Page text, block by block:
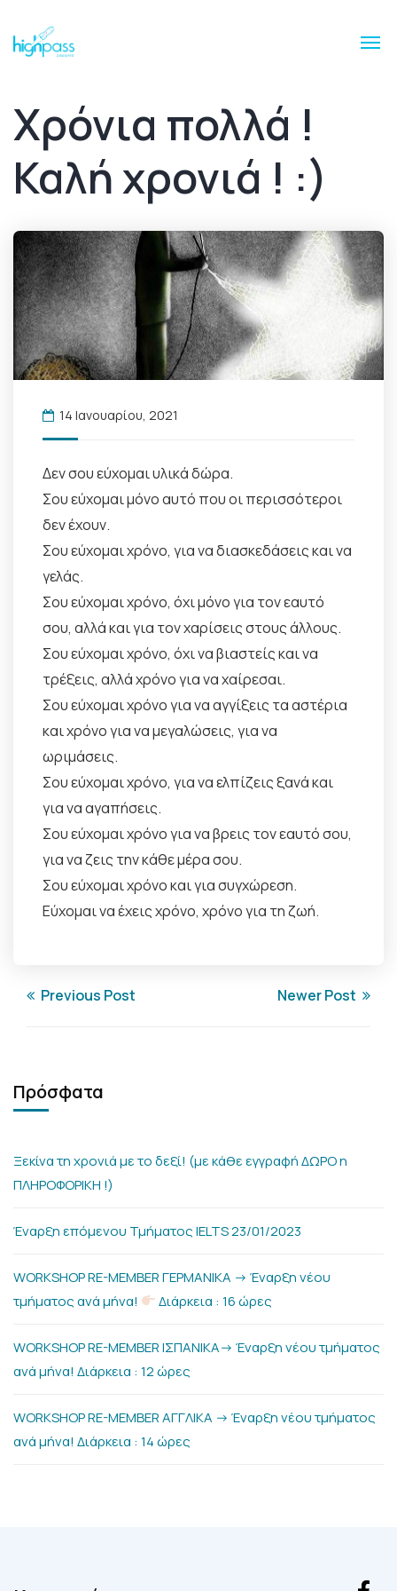
Χρόνια πολλά !
Καλή χρονιά ! :)
14 Ιανουαρίου, 2021
Δεν σου εύχομαι υλικά δώρα.
Σου εύχομαι μόνο αυτό που οι περισσότεροι
δεν έχουν.
Σου εύχομαι χρόνο, για να διασκεδάσεις και να
γελάς.
Σου εύχομαι χρόνο, όχι μόνο για τον εαυτό
σου, αλλά και για τον χαρίσεις στους άλλους.
Σου εύχομαι χρόνο, όχι να βιαστείς και να
τρέξεις, αλλά χρόνο για να χαίρεσαι.
Σου εύχομαι χρόνο για να αγγίξεις τα αστέρια
και χρόνο για να μεγαλώσεις, για να
ωριμάσεις.
Σου εύχομαι χρόνο, για να ελπίζεις ξανά και
για να αγαπήσεις.
Σου εύχομαι χρόνο για να βρεις τον εαυτό σου,
για να ζεις την κάθε μέρα σου.
Σου εύχομαι χρόνο και για συγχώρεση.
Εύχομαι να έχεις χρόνο, χρόνο για τη ζωή.
Previous Post Newer Post
Πρόσφατα
Ξεκίνα τη χρονιά με το δεξί! (με κάθε εγγραφή ΔΩΡΟ η
ΠΛΗΡΟΦΟΡΙΚΗ !)
Έναρξη επόμενου Τμήματος IELTS 23/01/2023
WORKSHOP RE-MEMBER ΓΕΡΜΑΝΙΚΑ -> Έναρξη νέου
τμήματος ανά μήνα!
Διάρκεια : 16 ώρες
WORKSHOP RE-MEMBER ΙΣΠΑΝΙΚΑ-> Έναρξη νέου τμήματος
ανά μήνα! Διάρκεια : 12 ώρες
WORKSHOP RE-MEMBER ΑΓΓΛΙΚΑ -> Έναρξη νέου τμήματος
ανά μήνα! Διάρκεια : 14 ώρες